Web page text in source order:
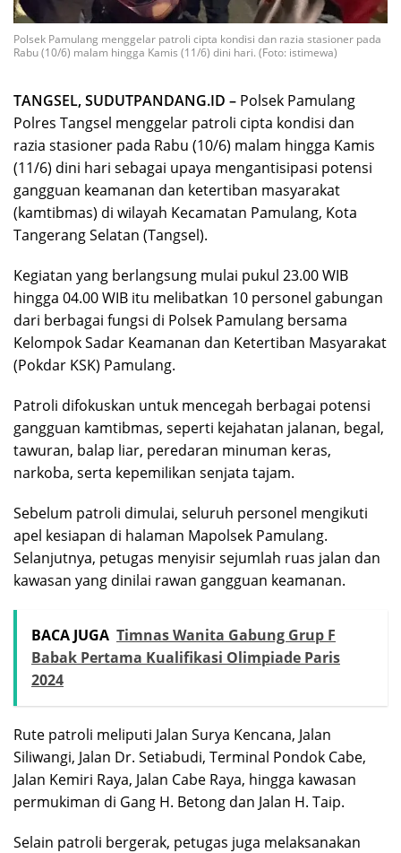
Polsek Pamulang menggelar patroli cipta kondisi dan razia stasioner pada
Rabu (10/6) malam hingga Kamis (11/6) dini hari. (Foto: istimewa)
TANGSEL, SUDUTPANDANG.ID – Polsek Pamulang
Polres Tangsel menggelar patroli cipta kondisi dan
razia stasioner pada Rabu (10/6) malam hingga Kamis
(11/6) dini hari sebagai upaya mengantisipasi potensi
gangguan keamanan dan ketertiban masyarakat
(kamtibmas) di wilayah Kecamatan Pamulang, Kota
Tangerang Selatan (Tangsel).
Kegiatan yang berlangsung mulai pukul 23.00 WIB
hingga 04.00 WIB itu melibatkan 10 personel gabungan
dari berbagai fungsi di Polsek Pamulang bersama
Kelompok Sadar Keamanan dan Ketertiban Masyarakat
(Pokdar KSK) Pamulang.
Patroli difokuskan untuk mencegah berbagai potensi
gangguan kamtibmas, seperti kejahatan jalanan, begal,
tawuran, balap liar, peredaran minuman keras,
narkoba, serta kepemilikan senjata tajam.
Sebelum patroli dimulai, seluruh personel mengikuti
apel kesiapan di halaman Mapolsek Pamulang.
Selanjutnya, petugas menyisir sejumlah ruas jalan dan
kawasan yang dinilai rawan gangguan keamanan.
BACA JUGA Timnas Wanita Gabung Grup F
Babak Pertama Kualifikasi Olimpiade Paris
2024
Rute patroli meliputi Jalan Surya Kencana, Jalan
Siliwangi, Jalan Dr. Setiabudi, Terminal Pondok Cabe,
Jalan Kemiri Raya, Jalan Cabe Raya, hingga kawasan
permukiman di Gang H. Betong dan Jalan H. Taip.
Selain patroli bergerak, petugas juga melaksanakan